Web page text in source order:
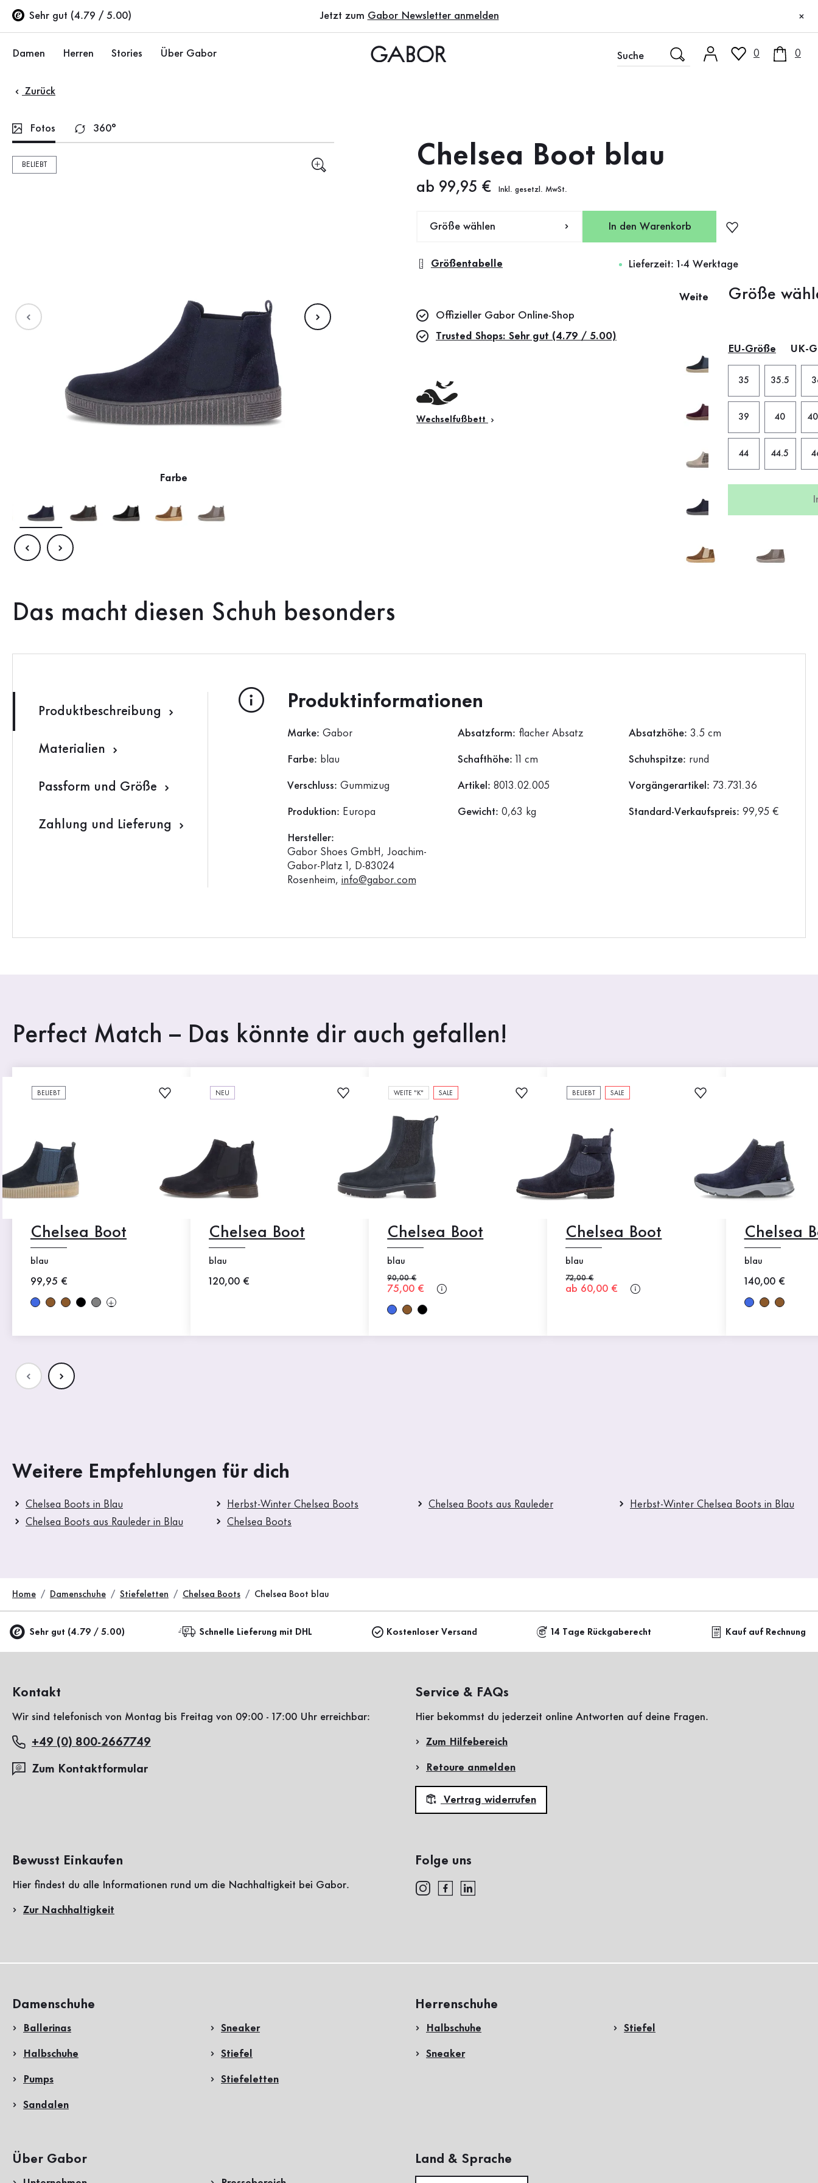
Zum Hauptinhalt
Zum Inhaltsverzeichnis
Zur Hauptnavigation
Sehr gut (4.79 / 5.00)
Jetzt zum Gabor Newsletter anmelden ×
Damen
Schuhe
Ballerinas
Sale %
Herren
Sneaker
Stories Über Gabor 0 0
Zurück
Fotos 360°
BELIEBT
Farbe
Chelsea Boot blau
Neuer Preis
ab 99,95 € Inkl. gesetzl. MwSt.
Größe wählen In den Warenkorb
Größentabelle Lieferzeit: 1-4 Werktage
Weitere Farben
Größe
EU-Größe UK-
35 35.5
39 40
44 44.5
Offizieller Gabor Online-Shop
Trusted Shops: Sehr gut (4.79 / 5.00)
Wechselfußbett
Das macht diesen Schuh besonders
Produktbeschreibung
Materialien
Passform und Größe
Zahlung und Lieferung
Produktinformationen
Marke: Gabor Absatzform: flacher Absatz Absatzhöhe: 3.5 cm
Farbe: blau Schafthöhe: 11 cm Schuhspitze: rund
Verschluss: Gummizug Artikel: 8013.02.005 Vorgängerartikel: 73.731.36
Produktion: Europa Gewicht: 0,63 kg Standard-Verkaufspreis: 99,95 €
Hersteller:
Gabor Shoes GmbH, Joachim-
Gabor-Platz 1, D-83024
Rosenheim, info@gabor.com
Perfect Match – Das könnte dir auch gefallen!
BELIEBT
Chelsea Boot
blau
Neuer Preis
99,95 €
NEU
Chelsea Boot
blau
Neuer Preis
120,00 €
WEITE "K" SALE
Chelsea Boot
blau
Alter Preis
90,00 €
Neuer Preis
75,00 €
BELIEBT SALE
Chelsea Boot
blau
Alter Preis
72,00 €
Neuer Preis
ab 60,00 €
Chelsea
blau
Neuer Preis
140,00 €
Weitere Empfehlungen für dich
Chelsea Boots in Blau Herbst-Winter Chelsea Boots Chelsea Boots aus Rauleder
Herbst-Winter Chelsea Boots in Blau
Chelsea Boots aus Rauleder in Blau
Chelsea Boots
Home Damenschuhe Stiefeletten Chelsea Boots Chelsea Boot blau
Sehr gut (4.79 / 5.00) Schnelle Lieferung mit DHL Kostenloser Versand 14 Tage Rückgaberecht Kauf auf Rechnung
Kontakt
Wir sind telefonisch von Montag bis Freitag von 09:00 - 17:00 Uhr erreichbar:
+49 (0) 800-2667749
Zum Kontaktformular
Service & FAQs
Hier bekommst du jederzeit online Antworten auf deine Fragen.
Zum Hilfebereich
Retoure anmelden
Vertrag widerrufen
Bewusst Einkaufen
Hier findest du alle Informationen rund um die Nachhaltigkeit bei Gabor.
Zur Nachhaltigkeit
Folge uns
Damenschuhe
Ballerinas
Halbschuhe
Pumps
Sandalen
Sneaker
Stiefel
Stiefeletten
Herrenschuhe
Halbschuhe
Sneaker
Stiefel
Über Gabor Land & Sprache